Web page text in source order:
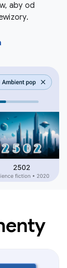
aby od